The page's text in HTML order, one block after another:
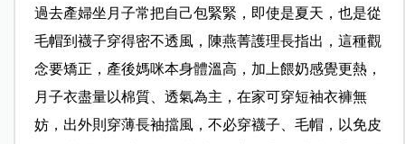
過去產婦坐月子常把自己包緊緊，即使是夏天，也是從
毛帽到襪子穿得密不透風，陳燕菁護理長指出，這種觀
念要矯正，產後媽咪本身體溫高，加上餵奶感覺更熱，
月子衣盡量以棉質、透氣為主，在家可穿短袖衣褲無
妨，出外則穿薄長袖擋風，不必穿襪子、毛帽，以免皮